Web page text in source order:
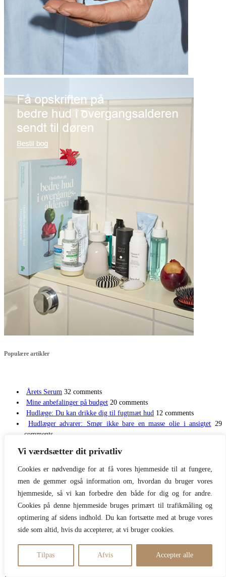
Vi værdsætter dit privatliv
Cookies er nødvendige for at få vores hjemmeside til at fungere,
men de gemmer også information om, hvordan du bruger vores
hjemmeside, så vi kan forbedre den både for dig og for andre.
Cookies på denne hjemmeside bruges primært til trafikmåling og
optimering af sidens indhold. Du kan fortsætte med at bruge vores
side som altid, hvis du accepterer, at vi bruger cookies.
Tilpas Afvis Accepter alle
Populære artikler
Årets Serum 32 comments
Mine anbefalinger på budget 20 comments
Hudlæge: Du kan drikke dig til fugtmæt hud 12 comments
Hudlæger advarer: Smør ikke bare en masse olie i ansigtet 29
comments
comments
Copyright Beautyspace // Design TadaahGrafisk 28708577
Bliv en del af Beautyspace
Få evidensbaseret og ligefrem skønhedssnak: Hvad virker – og
hvad gør ikke. Hver uge modtager du 2-3 aktuelle artikler med
fokus på især hud. Derudover adgang til bøger og foredrag med